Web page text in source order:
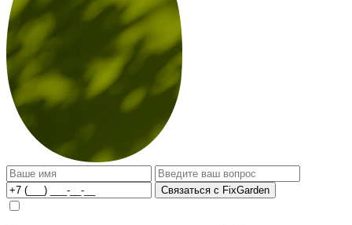
Связаться с FixGarden